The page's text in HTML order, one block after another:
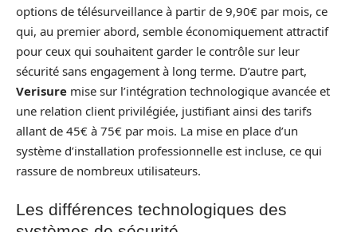
options de télésurveillance à partir de 9,90€ par mois, ce
qui, au premier abord, semble économiquement attractif
pour ceux qui souhaitent garder le contrôle sur leur
sécurité sans engagement à long terme. D’autre part,
Verisure mise sur l’intégration technologique avancée et
une relation client privilégiée, justifiant ainsi des tarifs
allant de 45€ à 75€ par mois. La mise en place d’un
système d’installation professionnelle est incluse, ce qui
rassure de nombreux utilisateurs.
Les différences technologiques des